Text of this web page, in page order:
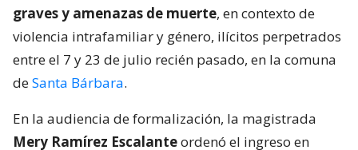
graves y amenazas de muerte, en contexto de
violencia intrafamiliar y género, ilícitos perpetrados
entre el 7 y 23 de julio recién pasado, en la comuna
deSanta Bárbara.
En la audiencia de formalización, la magistrada
Mery Ramírez Escalanteordenó el ingreso en